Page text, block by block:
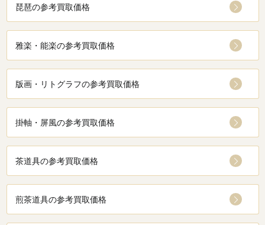
琵琶の参考買取価格
雅楽・能楽の参考買取価格
版画・リトグラフの参考買取価格
掛軸・屏風の参考買取価格
茶道具の参考買取価格
煎茶道具の参考買取価格